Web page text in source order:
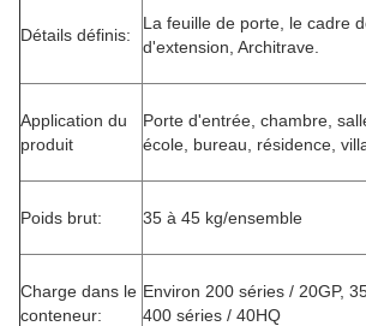
Détails définis:
La feuille de porte, le cadre
d'extension, Architrave.
Application du
produit
Porte d'entrée, chambre,
école, bureau, résidence,
Poids brut: 35 à 45 kg/ensemble
Charge dans le
conteneur:
Environ 200 séries / 20GP,
400 séries / 40HQ